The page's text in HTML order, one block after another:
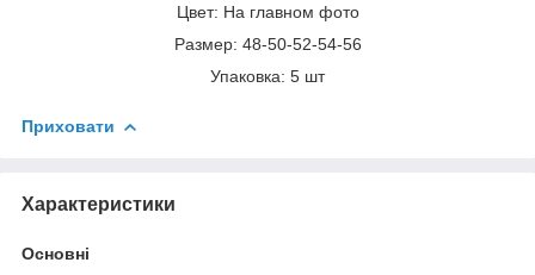
Цвет: На главном фото
Размер: 48-50-52-54-56
Упаковка: 5 шт
Приховати
Характеристики
Основні